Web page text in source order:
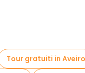
Tour gratuiti in Aveiro